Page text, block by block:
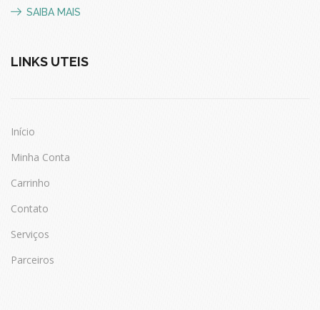
SAIBA MAIS
LINKS ÚTEIS
Início
Minha Conta
Carrinho
Contato
Serviços
Parceiros